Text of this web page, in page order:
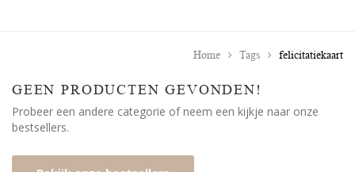
Home Tags felicitatiekaart
GEEN PRODUCTEN GEVONDEN!
Probeer een andere categorie of neem een kijkje naar onze
bestsellers.